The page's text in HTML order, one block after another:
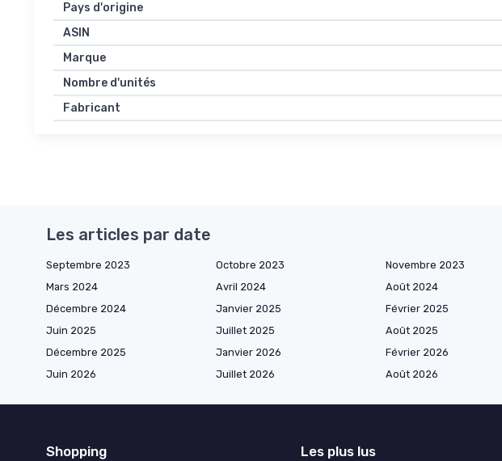
Pays d'origine
ASIN
Marque
Nombre d'unités
Fabricant
Les articles par date
Septembre 2023 Octobre 2023 Novembre 2023
Mars 2024
Avril 2024 Août 2024
Décembre 2024
Janvier 2025 Février 2025
Juin 2025
Juillet 2025 Août 2025
Décembre 2025
Janvier 2026 Février 2026
Juin 2026
Juillet 2026 Août 2026
Shopping Les plus lus